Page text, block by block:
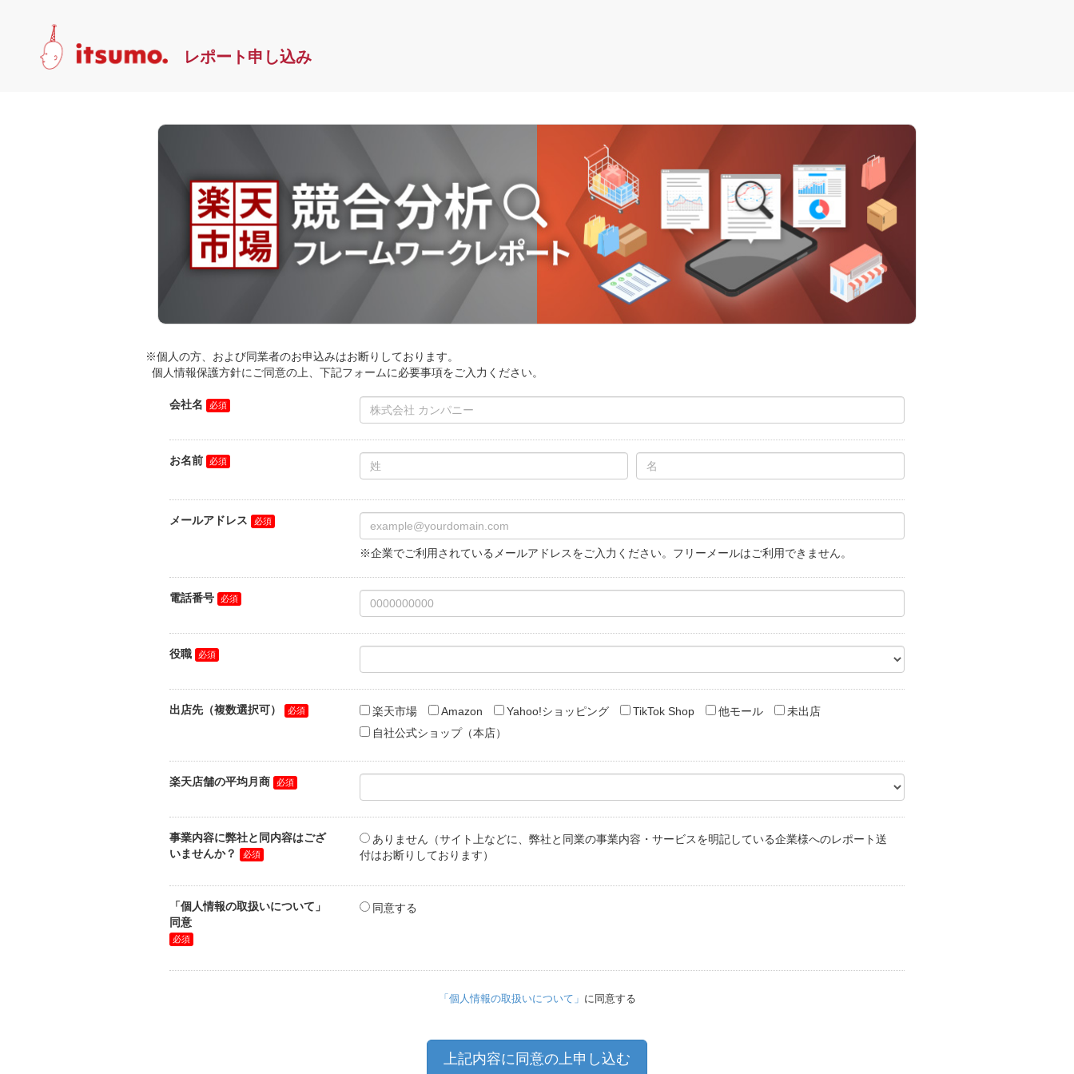
レポート申し込み
※個人の方、および同業者のお申込みはお断りしております。
個人情報保護方針にご同意の上、下記フォームに必要事項をご入力ください。
会社名
お名前
メールアドレス
※企業でご利用されているメールアドレスをご入力ください。フリーメールはご利用できません。
電話番号
役職
出店先（複数選択可） 楽天市場 Amazon Yahoo!ショッピング TikTok Shop 他モール
未出店
自社公式ショップ（本店）
楽天店舗の平均月商
事業内容に弊社と同内容はござ
いませんか？
ありません（サイト上などに、弊社と同業の事業内容・サービスを明記している企業様へのレポート送
付はお断りしております）
「個人情報の取扱いについて」
同意
同意する
「個人情報の取扱いについて」 に同意する